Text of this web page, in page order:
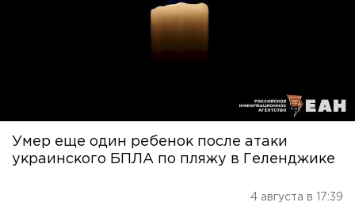
Умер еще один ребенок после атаки
украинского БПЛА по пляжу в Геленджике
4 августа в 17:39